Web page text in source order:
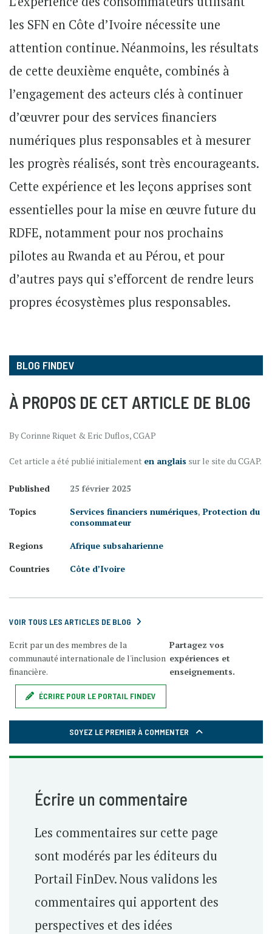
les SFN en Côte d’Ivoire nécessite une
attention continue. Néanmoins, les résultats
de cette deuxième enquête, combinés à
l’engagement des acteurs clés à continuer
d’œuvrer pour des services financiers
numériques plus responsables et à mesurer
les progrès réalisés, sont très encourageants.
Cette expérience et les leçons apprises sont
essentielles pour la mise en œuvre future du
RDFE, notamment pour nos prochains
pilotes au Rwanda et au Pérou, et pour
d’autres pays qui s’efforcent de rendre leurs
propres écosystèmes plus responsables.
BLOG FINDEV
À PROPOS DE CET ARTICLE DE BLOG
By Corinne Riquet & Eric Duflos, CGAP
Cet article a été publié initialement en anglais sur le site du CGAP.
Published
25 février 2025
Topics
Services financiers numériques, Protection du
consommateur
Regions
Afrique subsaharienne
Countries
Côte d’Ivoire
VOIR TOUS LES ARTICLES DE BLOG
Ecrit par un des membres de la
communauté internationale de l'inclusion
financière.
Partagez vos
expériences et
enseignements.
ÉCRIRE POUR LE PORTAIL FINDEV
SOYEZ LE PREMIER À COMMENTER
Écrire un commentaire
Les commentaires sur cette page
sont modérés par les éditeurs du
Portail FinDev. Nous validons les
commentaires qui apportent des
perspectives et des idées